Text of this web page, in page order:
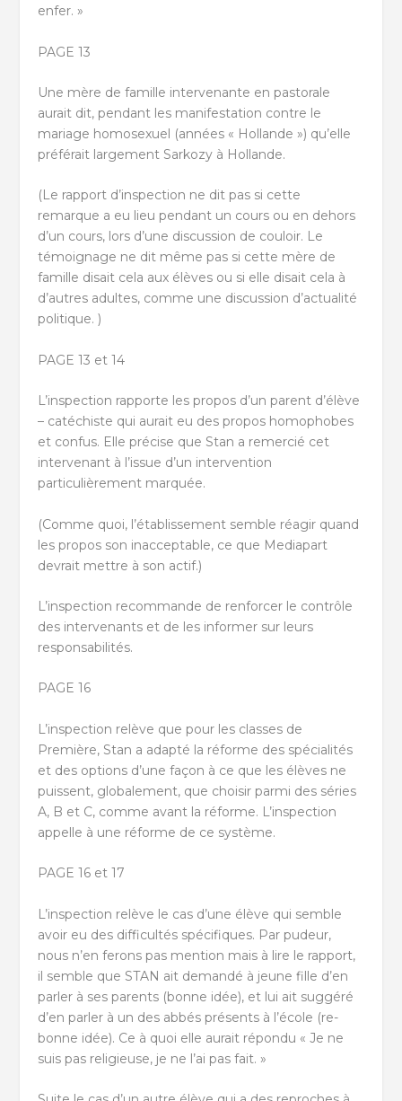
enfer. »
PAGE 13
Une mère de famille intervenante en pastorale
aurait dit, pendant les manifestation contre le
mariage homosexuel (années « Hollande ») qu’elle
préférait largement Sarkozy à Hollande.
(Le rapport d’inspection ne dit pas si cette
remarque a eu lieu pendant un cours ou en dehors
d’un cours, lors d’une discussion de couloir. Le
témoignage ne dit même pas si cette mère de
famille disait cela aux élèves ou si elle disait cela à
d’autres adultes, comme une discussion d’actualité
politique. )
PAGE 13 et 14
L’inspection rapporte les propos d’un parent d’élève
– catéchiste qui aurait eu des propos homophobes
et confus. Elle précise que Stan a remercié cet
intervenant à l’issue d’un intervention
particulièrement marquée.
(Comme quoi, l’établissement semble réagir quand
les propos son inacceptable, ce que Mediapart
devrait mettre à son actif.)
L’inspection recommande de renforcer le contrôle
des intervenants et de les informer sur leurs
responsabilités.
PAGE 16
L’inspection relève que pour les classes de
Première, Stan a adapté la réforme des spécialités
et des options d’une façon à ce que les élèves ne
puissent, globalement, que choisir parmi des séries
A, B et C, comme avant la réforme. L’inspection
appelle à une réforme de ce système.
PAGE 16 et 17
L’inspection relève le cas d’une élève qui semble
avoir eu des difficultés spécifiques. Par pudeur,
nous n’en ferons pas mention mais à lire le rapport,
il semble que STAN ait demandé à jeune fille d’en
parler à ses parents (bonne idée), et lui ait suggéré
d’en parler à un des abbés présents à l’école (re-
bonne idée). Ce à quoi elle aurait répondu « Je ne
suis pas religieuse, je ne l’ai pas fait. »